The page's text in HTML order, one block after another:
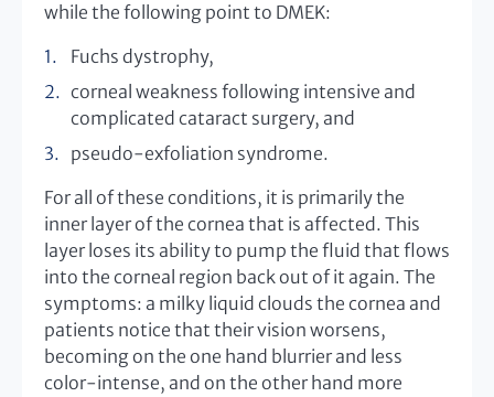
while the following point to DMEK:
Fuchs dystrophy,
corneal weakness following intensive and
complicated cataract surgery, and
pseudo-exfoliation syndrome.
For all of these conditions, it is primarily the
inner layer of the cornea that is affected. This
layer loses its ability to pump the fluid that flows
into the corneal region back out of it again. The
symptoms: a milky liquid clouds the cornea and
patients notice that their vision worsens,
becoming on the one hand blurrier and less
color-intense, and on the other hand more